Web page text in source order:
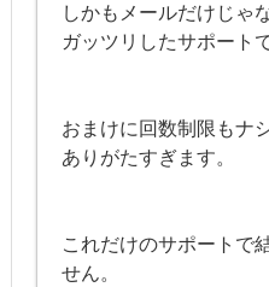
しかもメールだけじゃ
ガッツリしたサポート
おまけに回数制限もナ
ありがたすぎます。
これだけのサポートで
せん。